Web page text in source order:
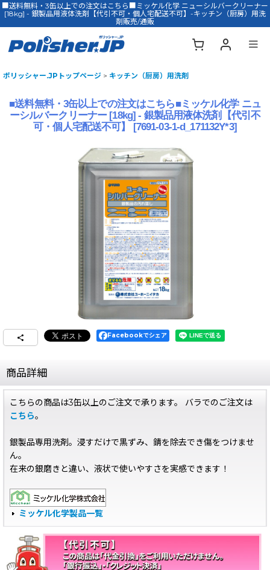
■送料無料・3缶以上での注文はこちら■ミッケル化学 ニューシルバークリーナー
[18kg] - 銀製品用液体洗剤【代引不可・個人宅配送不可】-キッチン（厨房）用洗
剤販売/通販
ポリッシャー.JPトップページ > キッチン（厨房）用洗剤
■送料無料・3缶以上での注文はこちら■ミッケル化学 ニュ
ーシルバークリーナー [18kg] - 銀製品用液体洗剤【代引不
可・個人宅配送不可】
[7691-03-1-d_171132Y*3]
Facebookでシェア
商品詳細
こちらの商品は3缶以上のご注文で承ります。 バラでのご注文は
こちら。
銀製品専用洗剤。浸すだけで黒ずみ、錆を除去でき傷をつけませ
ん。
在来の銀磨きと違い、液状で使いやすさを実感できます！
ミッケル化学製品一覧